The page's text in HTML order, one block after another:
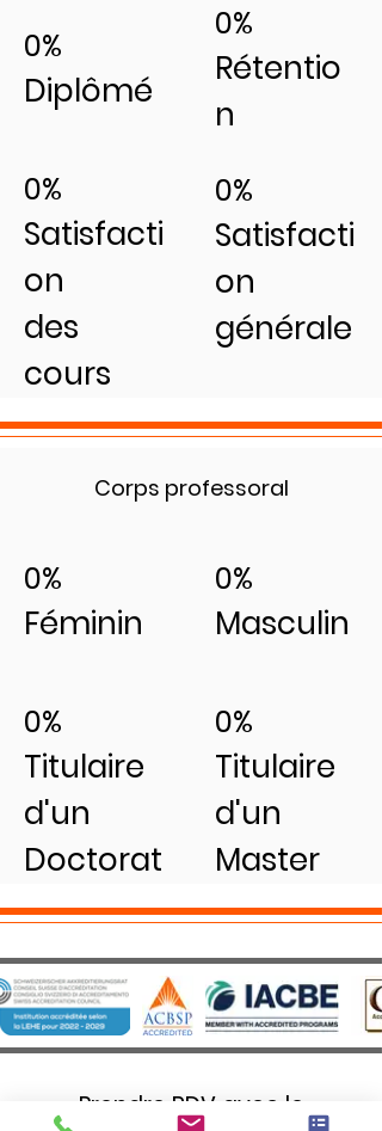
Diplômé
0%
Rétentio
n
0%
Satisfacti
on
des
cours
0%
Satisfacti
on
générale
0%
Corps professoral
Féminin
0%
Masculin
0%
Titulaire
d'un
Doctorat
0%
Titulaire
d'un
Master
0%
Prendre RDV avec le